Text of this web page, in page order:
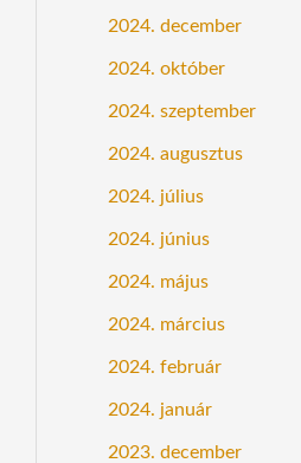
2024. december
2024. október
2024. szeptember
2024. augusztus
2024. július
2024. június
2024. május
2024. március
2024. február
2024. január
2023. december